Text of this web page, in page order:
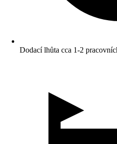
Dodací lhůta cca 1-2